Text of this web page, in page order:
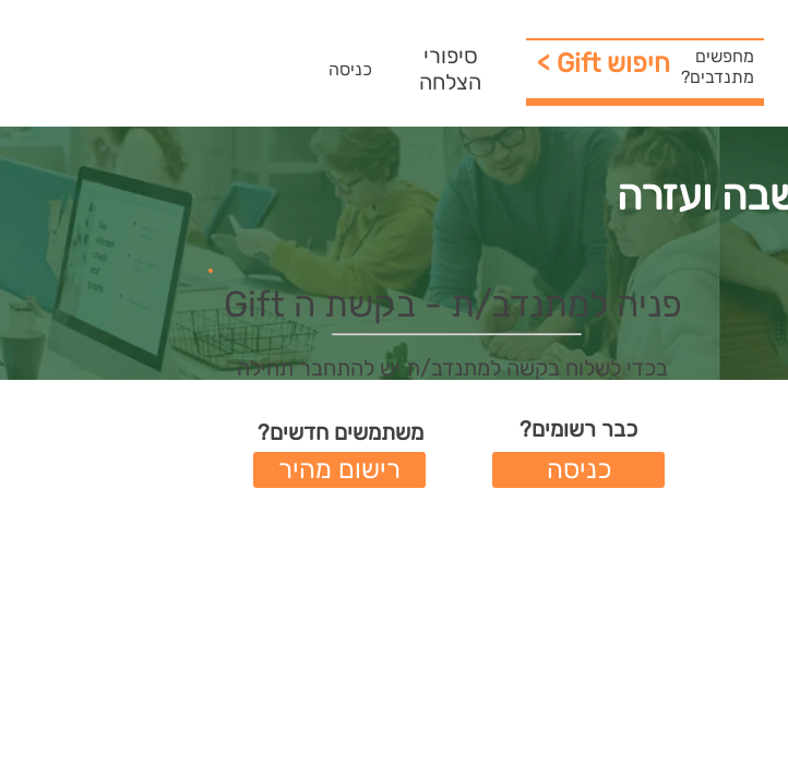
כניסה
סיפורי
הצלחה
מחפשים
מתנדבים? < Gift חיפוש
ועזרה
פניה למתנדב/ת - בקשת ה Gift
בכדי לשלוח בקשה למתנדב/ת יש להתחבר תחילה
משתמשים חדשים?
רישום מהיר
כבר רשומים?
כניסה